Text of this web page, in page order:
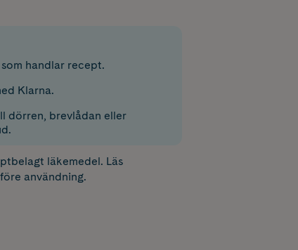
handlar recept.
Klarna.
dörren, brevlådan eller
läkemedel. Läs
användning.